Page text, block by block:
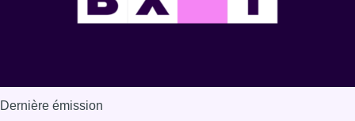
Dernière émission